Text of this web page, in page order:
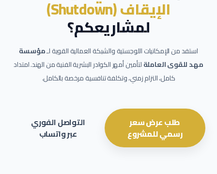
الإيقاف (Shutdown)
لمشاريعكم؟
استفد من الإمكانيات اللوجستية والشبكة العمالية القوية لـمؤسسة
مهد للقوى العاملةلتأمين أمهر الكوادر البشرية الفنية من الهند. امتداد
كامل، التزام زمني، وتكلفة تنافسية مرخصة بالكامل.
طلب عرض سعر
رسمي للمشروع
التواصل الفوري
عبر واتساب